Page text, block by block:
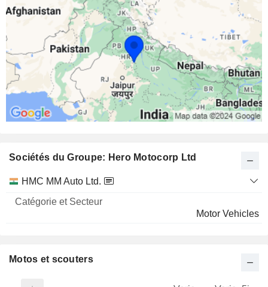
Sociétés du Groupe: Hero Motocorp Ltd
Nom
Catégorie
Secteur
HMC MM Auto Ltd.
Motor Vehicles
Motos et scouters